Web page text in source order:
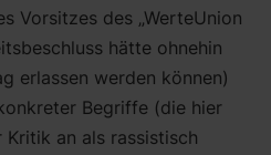
Vorsitzes des „WerteUnion
hätte ohnehin
erlassen werden können)
Begriffe (die hier
Kritik an als rassistisch